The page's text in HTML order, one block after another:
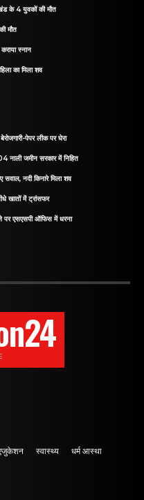
के 4 युवकों की मौत
मौत
स्नान
का मिला शव
पेपर लीक पर घेरा
नाली जमीन सरकार में निहित
नदी किनारे मिला शव
खातों में ट्रांसफर
पर एसएसपी ऑफिस में धरना
स्वास्थ्य धर्म आस्था